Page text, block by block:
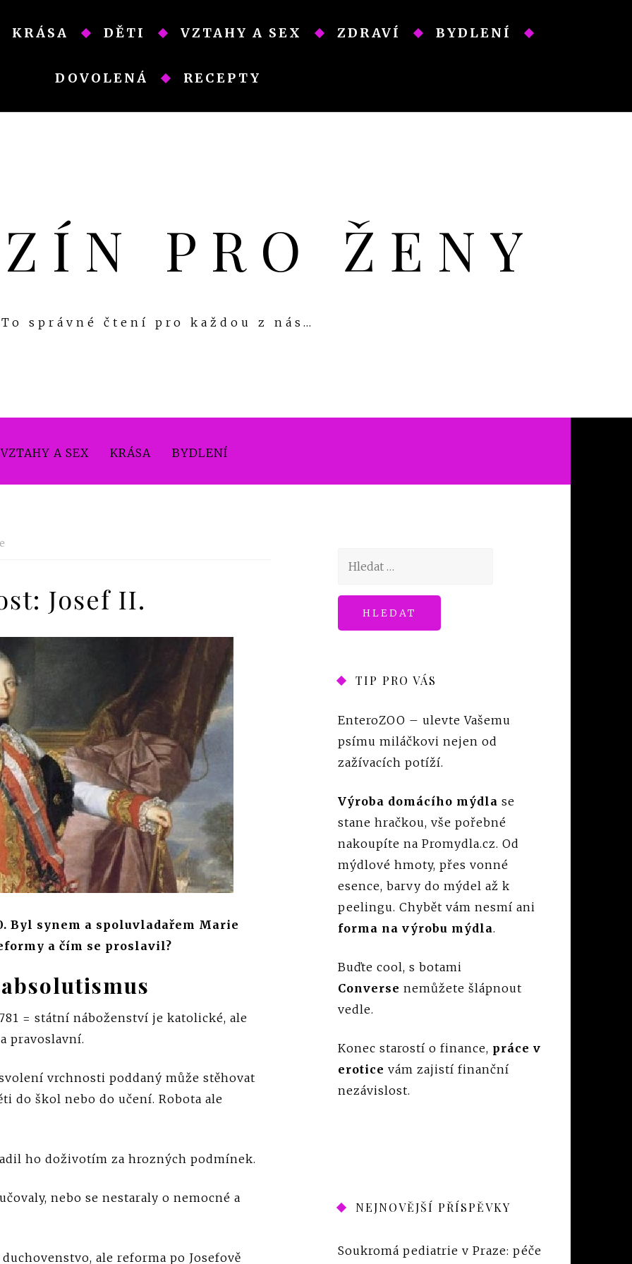
KRÁSA DĚTI VZTAHY A SEX ZDRAVÍ BYDLENÍ
DOVOLENÁ RECEPTY
PRO ŽENY
To správné čtení pro každou z nás…
VZTAHY A SEX KRÁSA BYDLENÍ
Josef II.
Byl synem a spoluvladařem Marie
a čím se proslavil?
= státní náboženství je katolické, ale
pravoslavní.
vrchnosti poddaný může stěhovat
do škol nebo do učení. Robota ale
ho doživotím za hrozných podmínek.
nebo se nestaraly o nemocné a
ale reforma po Josefově
Vyhledávání
TIP PRO VÁS
EnteroZOO – ulevte Vašemu
psímu miláčkovi nejen od
zažívacích potíží.
Výroba domácího mýdla se
stane hračkou, vše pořebné
nakoupíte na Promydla.cz. Od
mýdlové hmoty, přes vonné
esence, barvy do mýdel až k
peelingu. Chybět vám nesmí ani
forma na výrobu mýdla.
Buďte cool, s botami
Converse nemůžete šlápnout
vedle.
Konec starostí o finance, práce v
erotice vám zajistí finanční
nezávislost.
NEJNOVĚJŠÍ PŘÍSPĚVKY
Soukromá pediatrie v Praze: péče